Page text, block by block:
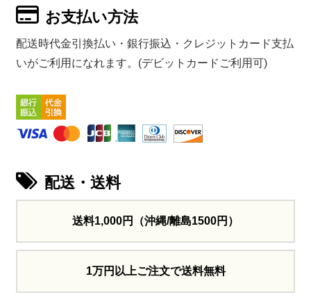
お支払い方法
配送時代金引換払い・銀行振込・クレジットカード支払
いがご利用になれます。(デビットカードご利用可)
配送・送料
送料1,000円 （沖縄/離島1500円）
1万円以上ご注文で送料無料